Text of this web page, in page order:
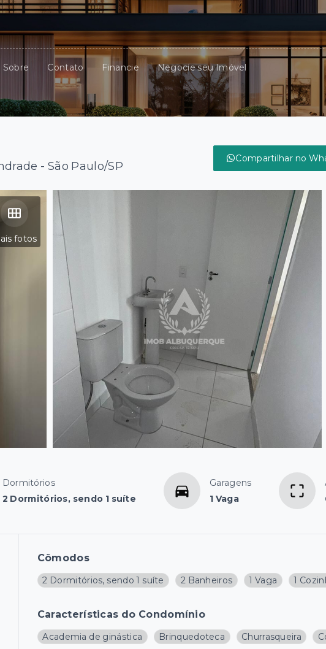
Sobre Contato Financie Negocie seu Imóvel
- São Paulo/SP
Compartilhar no
fotos
Dormitórios
2 Dormitórios, sendo 1 suíte
Garagens
1 Vaga
Cômodos
2 Dormitórios, sendo 1 suíte 2 Banheiros 1 Vaga 1
Características do Condomínio
Academia de ginástica Brinquedoteca Churrasqueira